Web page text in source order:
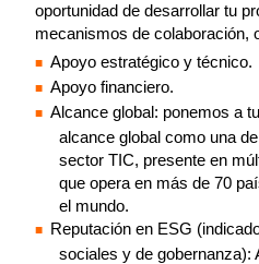
oportunidad de desarrollar tu
mecanismos de colaboración,
Apoyo estratégico y técnico.
Apoyo financiero.
Alcance global: ponemos a
alcance global como una
sector TIC, presente en
que opera en más de 70
el mundo.
Reputación en ESG
sociales y de gobernanza):